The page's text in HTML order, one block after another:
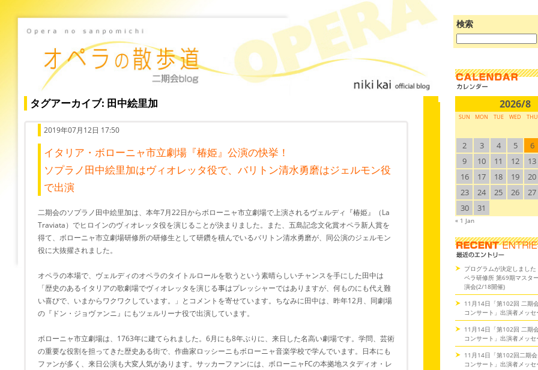
検索
ブ
ロ
検
索:
タグアーカイブ: 田中絵里加
2019年07月12日 17:50
イタリア・ボローニャ市立劇場『椿姫』公演の快挙！
ソプラノ田中絵里加はヴィオレッタ役で、バリトン清水勇磨はジェルモン役
で出演
二期会のソプラノ田中絵里加は、本年7月22日からボローニャ市立劇場で上演されるヴェルディ『椿姫』（La
Traviata）でヒロインのヴィオレッタ役を演じることが決まりました。また、五島記念文化賞オペラ新人賞を
得て、ボローニャ市立劇場研修所の研修生として研鑽を積んでいるバリトン清水勇磨が、同公演のジェルモン
役に大抜擢されました。
オペラの本場で、ヴェルディのオペラのタイトルロールを歌うという素晴らしいチャンスを手にした田中は
「歴史のあるイタリアの歌劇場でヴィオレッタを演じる事はプレッシャーではありますが、何ものにも代え難
い喜びで、いまからワクワクしています。」とコメントを寄せています。ちなみに田中は、昨年12月、同劇場
の『ドン・ジョヴァンニ』にもツェルリーナ役で出演しています。
ボローニャ市立劇場は、1763年に建てられました。6月にも8年ぶりに、来日した名高い劇場です。学問、芸術
の重要な役割を担ってきた歴史ある街で、作曲家ロッシーニもボローニャ音楽学校で学んでいます。日本にも
ファンが多く、来日公演も大変人気があります。サッカーファンには、ボローニャFCの本拠地スタディオ・レ
2026/8
SUN MON TUE WED THU
2
3 4 5 6
9
10 11 12 13
16
17 18 19 20
23
24 25 26 27
30
31
« 1 Jan
プログラムが決定しました
ペラ研修所 第69期マスタ
演会(2/18開催)
11月14日「第102回 二期
コンサート」出演者メッセ
11月14日「第102回 二期
コンサート」出演者メッセ
11月14日「第102回二期
コンサート」出演者メッセ